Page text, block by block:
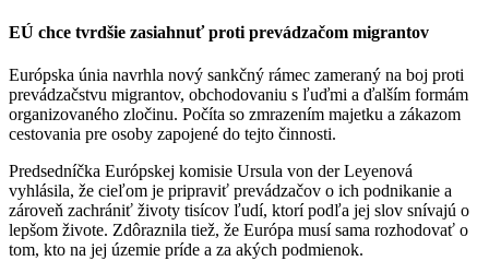
EÚ chce tvrdšie zasiahnuť proti prevádzačom migrantov
Európska únia navrhla nový sankčný rámec zameraný na boj proti
prevádzačstvu migrantov, obchodovaniu s ľuďmi a ďalším formám
organizovaného zločinu. Počíta so zmrazením majetku a zákazom
cestovania pre osoby zapojené do tejto činnosti.
Predsedníčka Európskej komisie Ursula von der Leyenová
vyhlásila, že cieľom je pripraviť prevádzačov o ich podnikanie a
zároveň zachrániť životy tisícov ľudí, ktorí podľa jej slov snívajú o
lepšom živote. Zdôraznila tiež, že Európa musí sama rozhodovať o
tom, kto na jej územie príde a za akých podmienok.